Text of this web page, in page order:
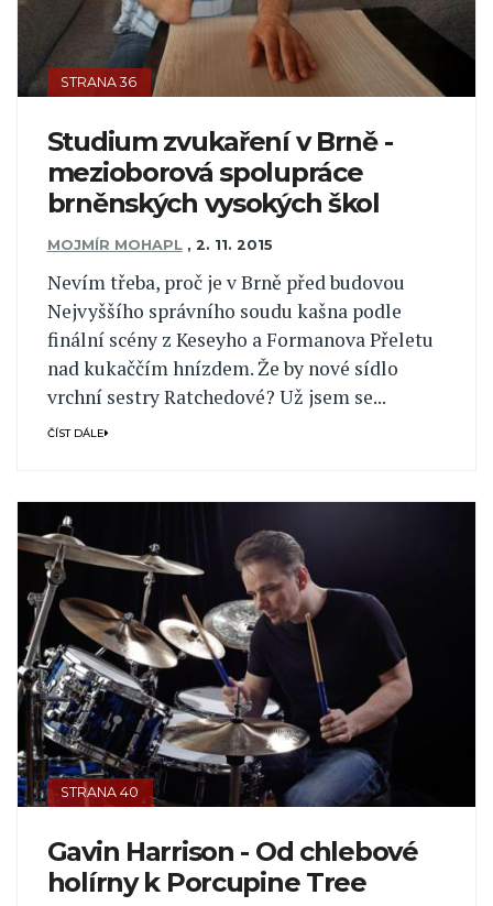
STRANA 36
Studium zvukaření v Brně -
mezioborová spolupráce
brněnských vysokých škol
MOJMÍR MOHAPL , 2. 11. 2015
Nevím třeba, proč je v Brně před budovou
Nejvyššího správního soudu kašna podle
finální scény z Keseyho a Formanova Přeletu
nad kukaččím hnízdem. Že by nové sídlo
vrchní sestry Ratchedové? Už jsem se...
ČÍST DÁLE
STRANA 40
Gavin Harrison - Od chlebové
holírny k Porcupine Tree